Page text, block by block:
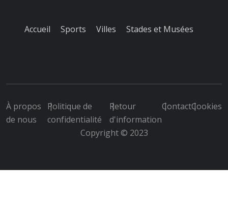
Accueil Sports Villes Stades et Musées
À propos
de nous
Politique de
confidentialité
Retour
d'information
ContactCookies
Copyright © 2023